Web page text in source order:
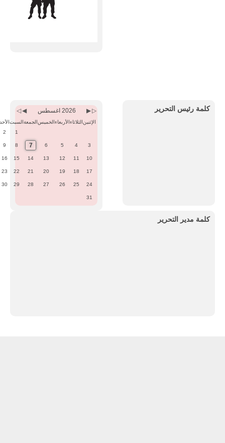
كلمة رئيس التحرير
Month
Year
Month2026 اغسطس
الإثنينالثلاثاءالأربعاءالخميسالجمعةالسبتالأحد
1
2
3
4
5
6
7
8
9
10
11
12
13
14
15
16
17
18
19
20
21
22
23
24
25
26
27
28
29
30
31
كلمة مدير التحرير